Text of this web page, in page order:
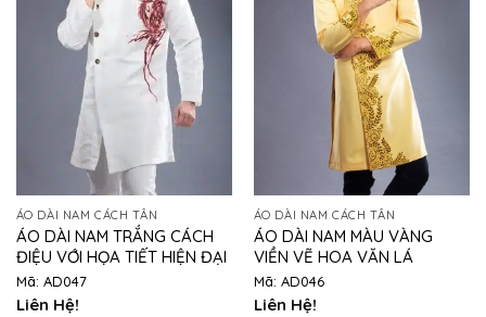
ÁO DÀI NAM CÁCH TÂN
ÁO DÀI NAM TRẮNG CÁCH
ĐIỆU VỚI HỌA TIẾT HIỆN ĐẠI
Mã: AD047
Liên Hệ!
ÁO DÀI NAM CÁCH TÂN
ÁO DÀI NAM MÀU VÀNG
VIỀN VẼ HOA VĂN LÁ
Mã: AD046
Liên Hệ!